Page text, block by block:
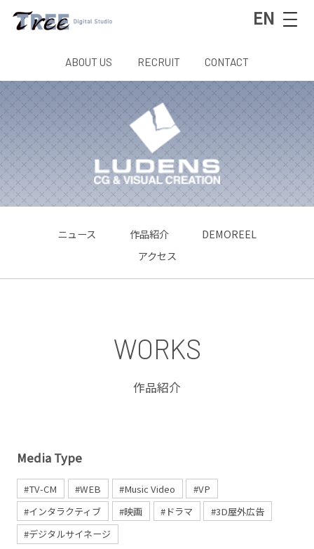
EN
ABOUT US RECRUIT CONTACT
ニュース 作品紹介
DEMOREEL
アクセス
WORKS
作品紹介
Media Type
#TV-CM #WEB #Music Video
#VP
#インタラクティブ
#映画 #ドラマ
#3D屋外広告
#デジタルサイネージ